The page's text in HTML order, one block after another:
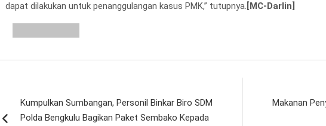
dapat dilakukan untuk penanggulangan kasus PMK,” tutupnya. [MC-Darlin]
posKumpulkan Sumbangan, Personil Binkar Biro SDM
Polda Bengkulu Bagikan Paket Sembako Kepada
Makanan